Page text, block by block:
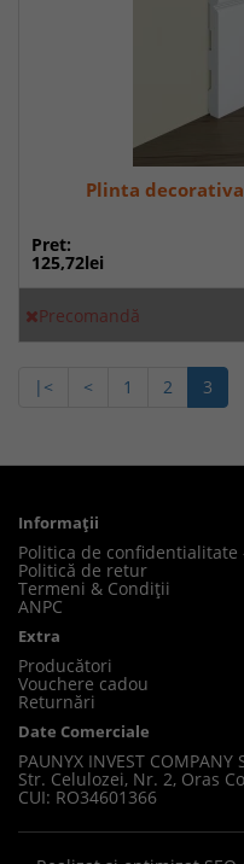
Plinta decorativa
Pret:
125,72lei
Precomandă
|< < 1 2
3
Informaţii
Politica de confidentialitate
Politică de retur
Termeni & Condiții
ANPC
Extra
Producători
Vouchere cadou
Returnări
Date Comerciale
PAUNYX INVEST COMPANY
Str. Celulozei, Nr. 2, Oras
CUI: RO34601366